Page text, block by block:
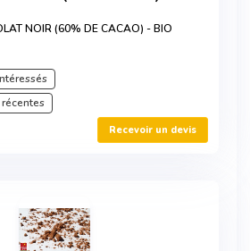
NOIR (60% DE CACAO) - BIO
Recevoir un devis